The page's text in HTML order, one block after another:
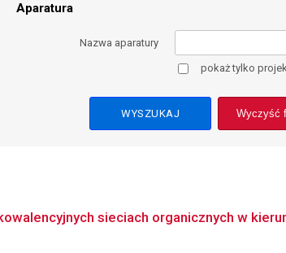
Aparatura
Nazwa aparatury
pokaż tylko
Wyczyść
sieciach organicznych w